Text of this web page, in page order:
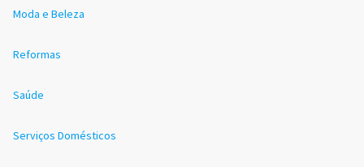
Moda e Beleza
Reformas
Saúde
Serviços Domésticos